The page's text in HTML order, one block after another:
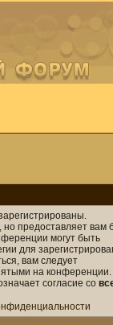
но предоставляет вам
могут быть
для
вам следует
на конференции.
согласие со